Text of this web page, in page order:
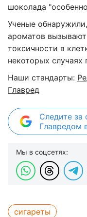
шоколада
Ученые
ароматов
токсичности в
некоторых случаях
Наши стандарты:
Главред
Следите за
Главредом
Мы в соцсетях:
сигареты